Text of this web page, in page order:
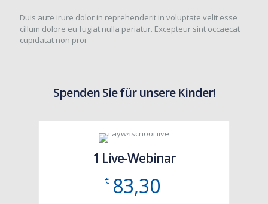
Duis aute irure dolor in reprehenderit in voluptate velit esse
cillum dolore eu fugiat nulla pariatur. Excepteur sint occaecat
cupidatat non proi
Spenden Sie für unsere Kinder!
1 Live-Webinar
€ 83,30